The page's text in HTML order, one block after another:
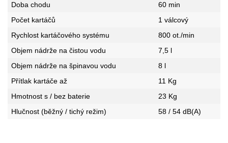
Doba chodu
60 min
Počet kartáčů
1 válcový
Rychlost kartáčového systému
800 ot./min
Objem nádrže na čistou vodu
7,5 l
Objem nádrže na špinavou vodu
8 l
Přítlak kartáče až
11 Kg
Hmotnost s / bez baterie
23 Kg
Hlučnost (běžný / tichý režim)
58 / 54 dB(A)